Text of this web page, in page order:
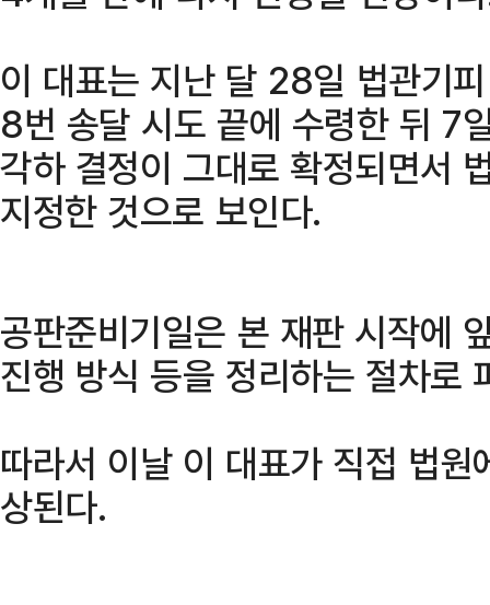
이 대표는 지난 달 28일 법관기
8번 송달 시도 끝에 수령한 뒤 7
각하 결정이 그대로 확정되면서
지정한 것으로 보인다.
공판준비기일은 본 재판 시작에
진행 방식 등을 정리하는 절차로
따라서 이날 이 대표가 직접 법
상된다.